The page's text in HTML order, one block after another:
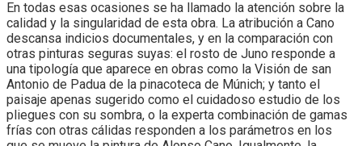
En todas esas ocasiones se ha llamado la atención sobre la
calidad y la singularidad de esta obra. La atribución a Cano
descansa indicios documentales, y en la comparación con
otras pinturas seguras suyas: el rosto de Juno responde a
una tipología que aparece en obras como la Visión de san
Antonio de Padua de la pinacoteca de Múnich; y tanto el
paisaje apenas sugerido como el cuidadoso estudio de los
pliegues con su sombra, o la experta combinación de gamas
frías con otras cálidas responden a los parámetros en los